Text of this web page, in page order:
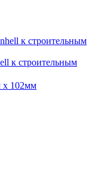
к строительным
x 102мм